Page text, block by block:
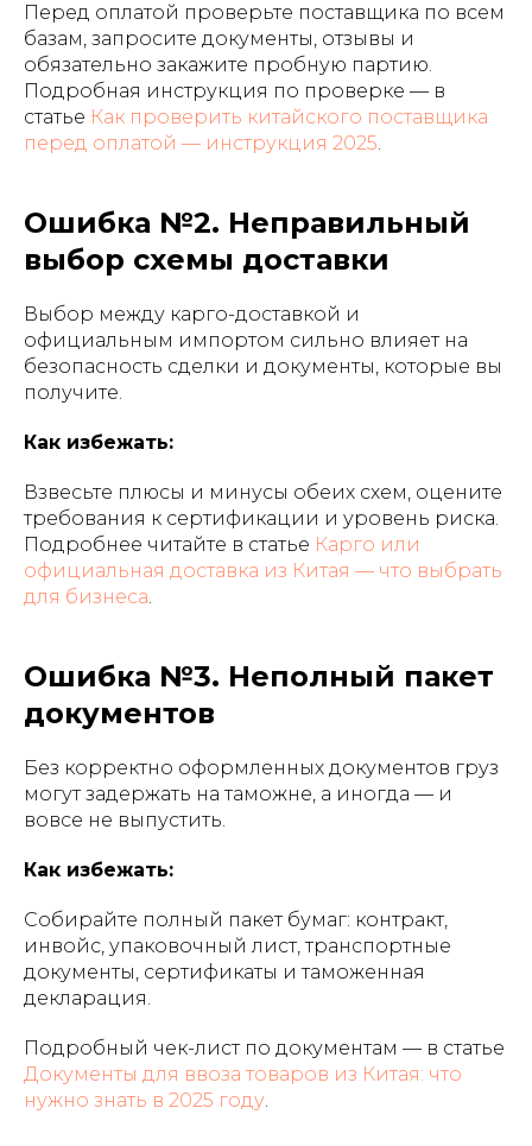
Перед оплатой проверьте поставщика по всем
базам, запросите документы, отзывы и
обязательно закажите пробную партию.
Подробная инструкция по проверке — в
статье Как проверить китайского поставщика
перед оплатой — инструкция 2025.
Ошибка №2. Неправильный
выбор схемы доставки
Выбор между карго-доставкой и
официальным импортом сильно влияет на
безопасность сделки и документы, которые вы
получите.
Как избежать:
Взвесьте плюсы и минусы обеих схем, оцените
требования к сертификации и уровень риска.
Подробнее читайте в статье Карго или
официальная доставка из Китая — что выбрать
для бизнеса.
Ошибка №3. Неполный пакет
документов
Без корректно оформленных документов груз
могут задержать на таможне, а иногда — и
вовсе не выпустить.
Как избежать:
Собирайте полный пакет бумаг: контракт,
инвойс, упаковочный лист, транспортные
документы, сертификаты и таможенная
декларация.
Подробный чек-лист по документам — в статье
Документы для ввоза товаров из Китая: что
нужно знать в 2025 году.